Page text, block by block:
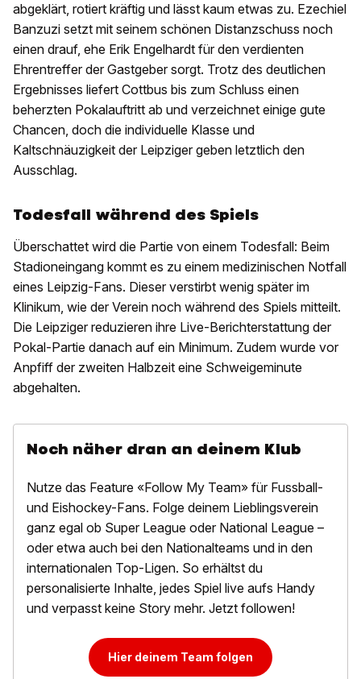
abgeklärt, rotiert kräftig und lässt kaum etwas zu. Ezechiel
Banzuzi setzt mit seinem schönen Distanzschuss noch
einen drauf, ehe Erik Engelhardt für den verdienten
Ehrentreffer der Gastgeber sorgt. Trotz des deutlichen
Ergebnisses liefert Cottbus bis zum Schluss einen
beherzten Pokalauftritt ab und verzeichnet einige gute
Chancen, doch die individuelle Klasse und
Kaltschnäuzigkeit der Leipziger geben letztlich den
Ausschlag.
Todesfall während des Spiels
Überschattet wird die Partie von einem Todesfall: Beim
Stadioneingang kommt es zu einem medizinischen Notfall
eines Leipzig-Fans. Dieser verstirbt wenig später im
Klinikum, wie der Verein noch während des Spiels mitteilt.
Die Leipziger reduzieren ihre Live-Berichterstattung der
Pokal-Partie danach auf ein Minimum. Zudem wurde vor
Anpfiff der zweiten Halbzeit eine Schweigeminute
abgehalten.
Noch näher dran an deinem Klub
Nutze das Feature «Follow My Team» für Fussball-
und Eishockey-Fans. Folge deinem Lieblingsverein
ganz egal ob Super League oder National League –
oder etwa auch bei den Nationalteams und in den
internationalen Top-Ligen. So erhältst du
personalisierte Inhalte, jedes Spiel live aufs Handy
und verpasst keine Story mehr. Jetzt followen!
Hier deinem Team folgen